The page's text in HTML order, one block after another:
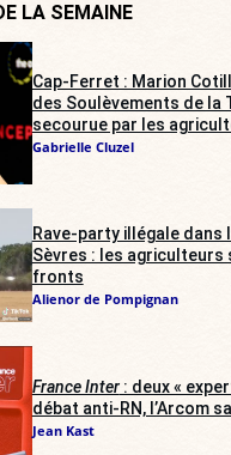
LA SEMAINE
Cap-Ferret : Marion
des Soulèvements de la
secourue par les
Gabrielle Cluzel
Rave-party illégale dans
Sèvres : les agriculteurs
fronts
Alienor de Pompignan
France Inter: deux «
débat anti-RN, l’Arcom
Jean Kast